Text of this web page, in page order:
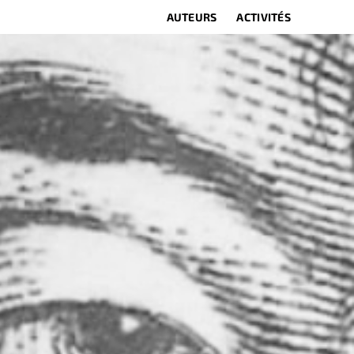
AUTEURS ACTIVITÉS